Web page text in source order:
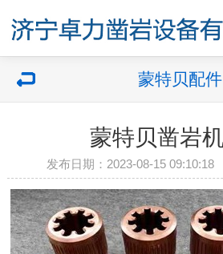
蒙特贝配件
蒙特贝凿岩
发布日期：2023-08-15 09:10:18